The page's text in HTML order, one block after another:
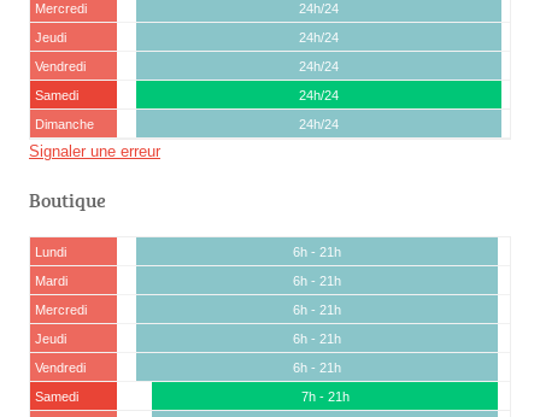
Mercredi
24h/24
Jeudi
24h/24
Vendredi
24h/24
Samedi
24h/24
Dimanche
24h/24
Signaler une erreur
Boutique
Lundi
6h - 21h
Mardi
6h - 21h
Mercredi
6h - 21h
Jeudi
6h - 21h
Vendredi
6h - 21h
Samedi
7h - 21h